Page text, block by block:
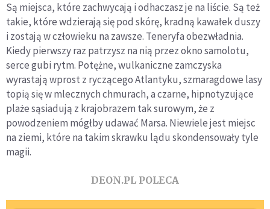
Są miejsca, które zachwycają i odhaczasz je na liście. Są też
takie, które wdzierają się pod skórę, kradną kawałek duszy
i zostają w człowieku na zawsze. Teneryfa obezwładnia.
Kiedy pierwszy raz patrzysz na nią przez okno samolotu,
serce gubi rytm. Potężne, wulkaniczne zamczyska
wyrastają wprost z ryczącego Atlantyku, szmaragdowe lasy
topią się w mlecznych chmurach, a czarne, hipnotyzujące
plaże sąsiadują z krajobrazem tak surowym, że z
powodzeniem mógłby udawać Marsa. Niewiele jest miejsc
na ziemi, które na takim skrawku lądu skondensowały tyle
magii.
DEON.PL POLECA